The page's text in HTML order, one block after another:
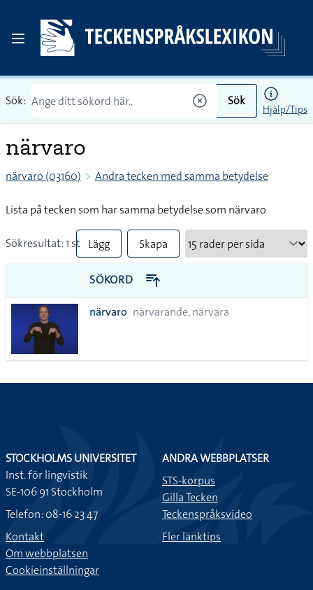
Sök: Sök
Hjälp/Tips
närvaro
närvaro (03160) Andra tecken med samma betydelse
Lista på tecken som har samma betydelse som närvaro
Sökresultat: 1 st Lägg
till
alla i
Skapa
PDF
SÖKORD
närvaro närvarande, närvara
STOCKHOLMS UNIVERSITET
Inst. för lingvistik
SE-106 91 Stockholm
Telefon: 08-16 23 47
Kontakt
Om webbplatsen
Cookieinställningar
ANDRA WEBBPLATSER
STS-korpus
Gilla Tecken
Teckenspråksvideo
Fler länktips